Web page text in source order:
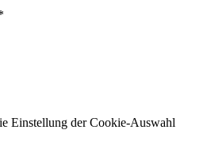
Einstellung der Cookie-Auswahl